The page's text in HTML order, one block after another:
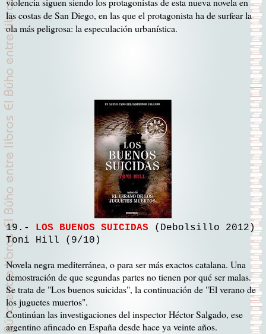
las costas de San Diego, en las que el protagonista ha de surfear la
ola más peligrosa: la especulación urbanística.
19.- LOS BUENOS SUICIDAS (Debolsillo 2012)
Toni Hill (9/10)
Novela negra mediterránea, o para ser más exactos catalana. Una
demostración de que segundas partes no tienen por qué ser malas.
Se trata de "Los buenos suicidas", la continuación de "El verano de
los juguetes muertos".
Continúan las investigaciones del inspector Héctor Salgado, ese
argentino afincado en España desde hace ya veinte años.